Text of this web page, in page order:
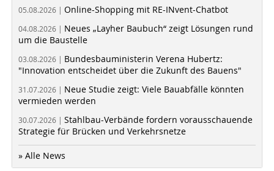
05.08.2026 | Online-Shopping mit RE-INvent-Chatbot
04.08.2026 | Neues „Layher Baubuch“ zeigt Lösungen rund
um die Baustelle
03.08.2026 | Bundesbauministerin Verena Hubertz:
"Innovation entscheidet über die Zukunft des Bauens"
31.07.2026 | Neue Studie zeigt: Viele Bauabfälle könnten
vermieden werden
30.07.2026 | Stahlbau-Verbände fordern vorausschauende
Strategie für Brücken und Verkehrsnetze
» Alle News